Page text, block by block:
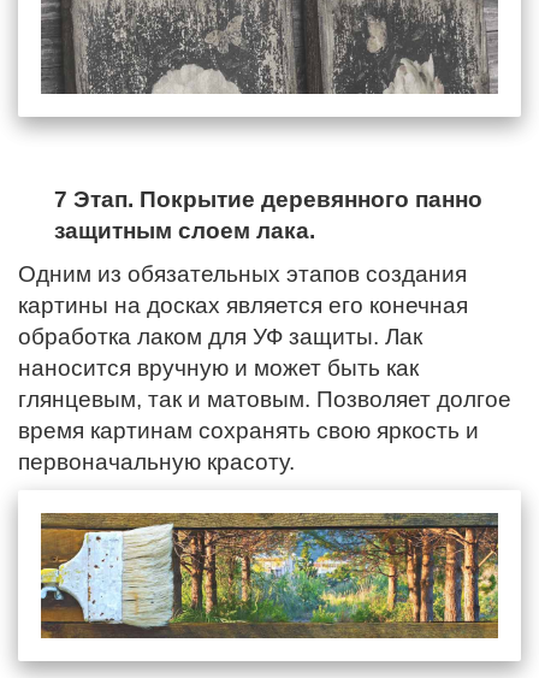
7 Этап. Покрытие деревянного панно
защитным слоем лака.
Одним из обязательных этапов создания
картины на досках является его конечная
обработка лаком для УФ защиты. Лак
наносится вручную и может быть как
глянцевым, так и матовым. Позволяет долгое
время картинам сохранять свою яркость и
первоначальную красоту.